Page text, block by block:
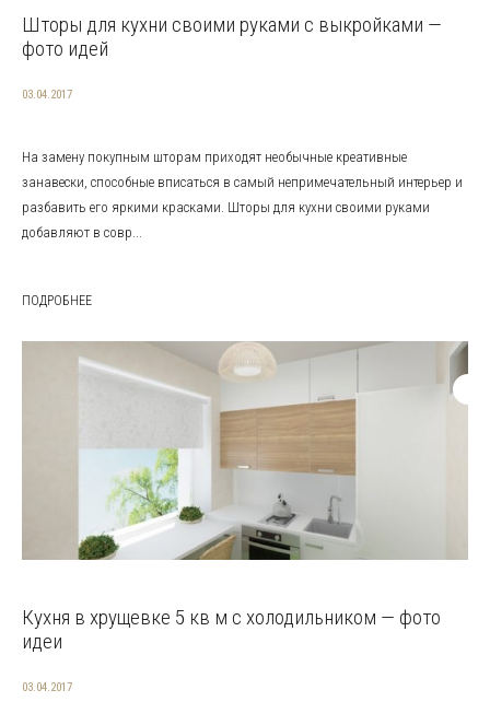
Шторы для кухни своими руками с выкройками —
фото идей
03.04.2017
На замену покупным шторам приходят необычные креативные
занавески, способные вписаться в самый непримечательный интерьер и
разбавить его яркими красками. Шторы для кухни своими руками
добавляют в совр...
ПОДРОБНЕЕ
Кухня в хрущевке 5 кв м с холодильником — фото
идеи
03.04.2017